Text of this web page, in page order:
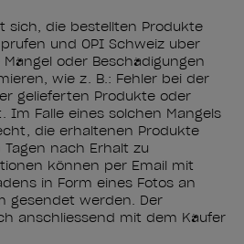
sich, die bestellten Produkte
und OPI Schweiz über
oder Beschädigungen
wie z. B.: Fehler bei der
gelieferten Produkte oder
Im Falle eines solchen Mangels
die erhaltenen Produkte
nach Erhalt zu
können per Email mit
in Form eines Fotos an
gesendet werden. Der
anschliessend mit dem Käufer